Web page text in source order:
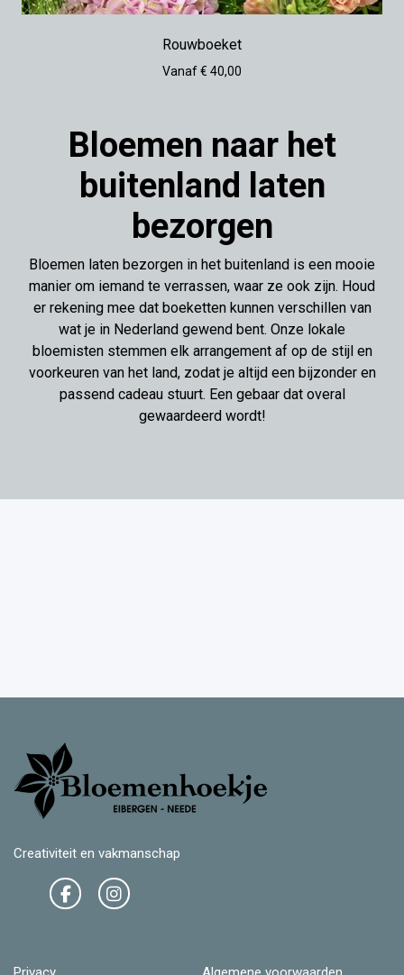
Rouwboeket
Vanaf € 40,00
Bloemen naar het
buitenland laten
bezorgen
Bloemen laten bezorgen in het buitenland is een mooie
manier om iemand te verrassen, waar ze ook zijn. Houd
er rekening mee dat boeketten kunnen verschillen van
wat je in Nederland gewend bent. Onze lokale
bloemisten stemmen elk arrangement af op de stijl en
voorkeuren van het land, zodat je altijd een bijzonder en
passend cadeau stuurt. Een gebaar dat overal
gewaardeerd wordt!
Creativiteit en vakmanschap